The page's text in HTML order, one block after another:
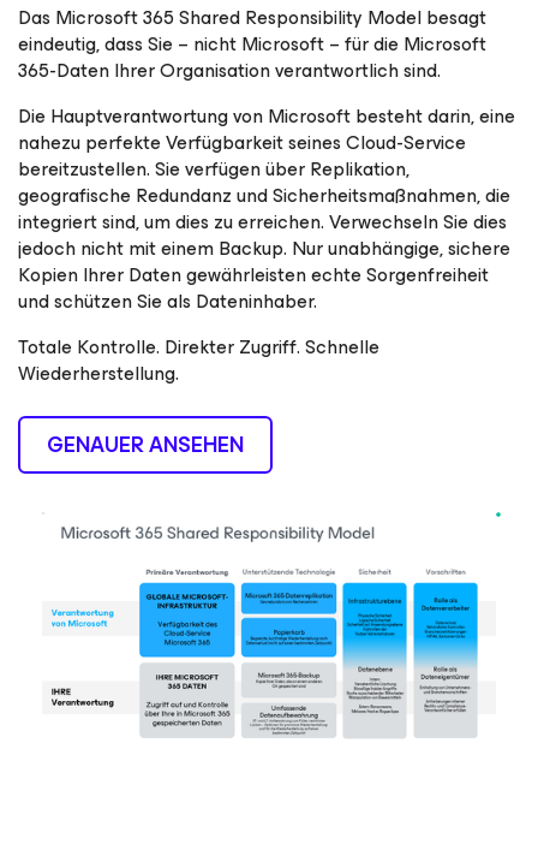
Das Microsoft 365 Shared Responsibility Model besagt
eindeutig, dass Sie – nicht Microsoft – für die Microsoft
365-Daten Ihrer Organisation verantwortlich sind.
Die Hauptverantwortung von Microsoft besteht darin, eine
nahezu perfekte Verfügbarkeit seines Cloud-Service
bereitzustellen. Sie verfügen über Replikation,
geografische Redundanz und Sicherheitsmaßnahmen, die
integriert sind, um dies zu erreichen. Verwechseln Sie dies
jedoch nicht mit einem Backup. Nur unabhängige, sichere
Kopien Ihrer Daten gewährleisten echte Sorgenfreiheit
und schützen Sie als Dateninhaber.
Totale Kontrolle. Direkter Zugriff. Schnelle
Wiederherstellung.
GENAUER ANSEHEN